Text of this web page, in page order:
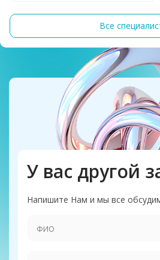
Все
У вас другой
Напишите Нам и мы все